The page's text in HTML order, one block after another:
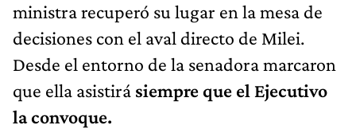
ministra recuperó su lugar en la mesa de
decisiones con el aval directo de Milei.
Desde el entorno de la senadora marcaron
que ella asistirá siempre que el Ejecutivo
la convoque.